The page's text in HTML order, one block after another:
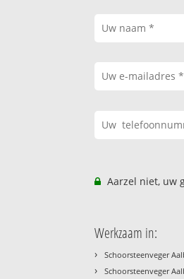
Aarzel niet, uw
Werkzaam in:
› Schoorsteenveger
› Schoorsteenveger